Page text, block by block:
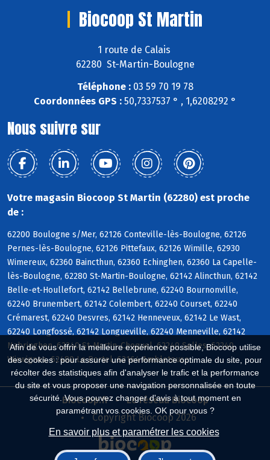
Afin de vous offrir la meilleure expérience possible, Biocoop utilise
des cookies : pour assurer une performance optimale du site, pour
récolter des statistiques afin d'analyser le trafic et la performance
du site et vous proposer une navigation personnalisée en toute
sécurité. Vous pouvez changer d'avis à tout moment en
paramétrant vos cookies. OK pour vous ?
En savoir plus et paramétrer les cookies
Biocoop St Martin
1 route de Calais
62280 St-Martin-Boulogne
Téléphone :03 59 70 19 78
Coordonnées GPS : 50,7337537 ° , 1,6208292 °
Nous suivre sur
Votre magasin Biocoop St Martin (62280) est proche
de :
62200 Boulogne s/Mer, 62126 Conteville-lès-Boulogne, 62126
Pernes-lès-Boulogne, 62126 Pittefaux, 62126 Wimille, 62930
Wimereux, 62360 Baincthun, 62360 Echinghen, 62360 La Capelle-
lès-Boulogne, 62280 St-Martin-Boulogne, 62142 Alincthun, 62142
Belle-et-Houllefort, 62142 Bellebrune, 62240 Bournonville,
62240 Brunembert, 62142 Colembert, 62240 Courset, 62240
Crémarest, 62240 Desvres, 62142 Henneveux, 62142 Le Wast,
62240 Longfossé, 62142 Longueville, 62240 Menneville, 62142
Nabringhen, 62240 St-Martin-Choquel, 62240 Selles, 62240
Wirwignes, 62480 Le Portel, 62164 Ambleteuse
Biocoop.fr
Le réseau Biocoop
Copyright Biocoop 2026